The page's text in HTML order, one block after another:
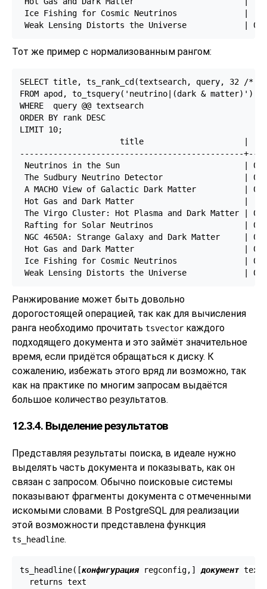
Ice Fishing for Cosmic Neutrinos              |
Тот же пример с нормализованным рангом:
SELECT title, ts_rank_cd(textsearch, query, 32 /*
FROM apod, to_tsquery('neutrino|(dark & matter)')
WHERE  query @@ textsearch
ORDER BY rank DESC
LIMIT 10;
title                     |
-----------------------------------------------
Neutrinos in the Sun                          |
The Sudbury Neutrino Detector                 |
A MACHO View of Galactic Dark Matter          |
Hot Gas and Dark Matter                       |
The Virgo Cluster: Hot Plasma and Dark Matter |
Rafting for Solar Neutrinos                   |
NGC 4650A: Strange Galaxy and Dark Matter     |
Hot Gas and Dark Matter                       |
Ice Fishing for Cosmic Neutrinos              |
Ранжирование может быть довольно
дорогостоящей операцией, так как для вычисления
ранга необходимо прочитать tsvector каждого
подходящего документа и это займёт значительное
время, если придётся обращаться к диску. К
сожалению, избежать этого вряд ли возможно, так
как на практике по многим запросам выдаётся
большое количество результатов.
12.3.4. Выделение результатов
Представляя результаты поиска, в идеале нужно
выделять часть документа и показывать, как он
связан с запросом. Обычно поисковые системы
показывают фрагменты документа с отмеченными
искомыми словами. В PostgreSQL для реализации
этой возможности представлена функция
ts_headline.
ts_headline([конфигурация regconfig, ] документ text
  returns
text